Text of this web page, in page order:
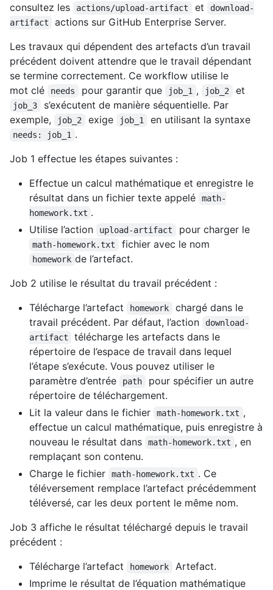
consultez les actions/upload-artifact et
download-
artifact
actions sur GitHub Enterprise Server.
Les travaux qui dépendent des artefacts d’un travail
précédent doivent attendre que le travail dépendant
se termine correctement. Ce workflow utilise le
mot clé
needs pour garantir que job_1 , job_2 et
job_3
s’exécutent de manière séquentielle. Par
exemple,
job_2 exige job_1 en utilisant la syntaxe
needs: job_1 .
Job 1 effectue les étapes suivantes :
Effectue un calcul mathématique et enregistre le
résultat dans un fichier texte appelé
math-
homework.txt .
Utilise l’action
upload-artifact pour charger le
math-homework.txt fichier avec le nom
homework de l’artefact.
Job 2 utilise le résultat du travail précédent :
Télécharge l’artefact
homework
chargé dans le
travail précédent. Par défaut, l’action
download-
artifact
télécharge les artefacts dans le
répertoire de l’espace de travail dans lequel
l’étape s’exécute. Vous pouvez utiliser le
paramètre d’entrée
path
pour spécifier un autre
répertoire de téléchargement.
Lit la valeur dans le fichier
math-homework.txt ,
effectue un calcul mathématique, puis enregistre à
nouveau le résultat dans
math-homework.txt , en
remplaçant son contenu.
Charge le fichier
math-homework.txt . Ce
téléversement remplace l’artefact précédemment
téléversé, car les deux portent le même nom.
Job 3 affiche le résultat téléchargé depuis le travail
précédent :
Télécharge l’artefact
homework
Artefact.
Imprime le résultat de l’équation mathématique